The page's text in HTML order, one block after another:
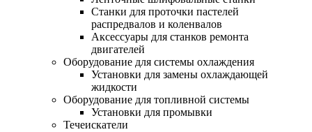
Станки для проточки пастелей
распредвалов и коленвалов
Аксессуары для станков ремонта
двигателей
Оборудование для системы охлаждения
Установки для замены охлаждающей
жидкости
Оборудование для топливной системы
Установки для промывки
Течеискатели